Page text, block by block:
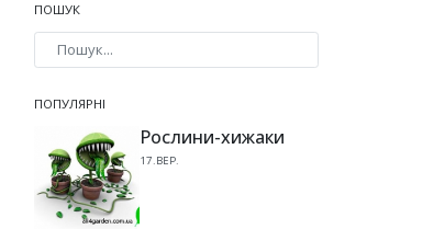
ПОШУК
ПОПУЛЯРНІ
Рослини-хижаки
17.ВЕР.